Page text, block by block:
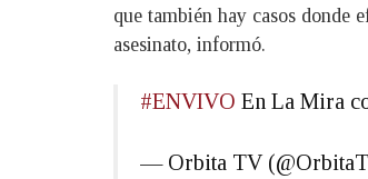
que también hay casos donde
asesinato, informó.
#ENVIVO En La Mira
— Orbita TV